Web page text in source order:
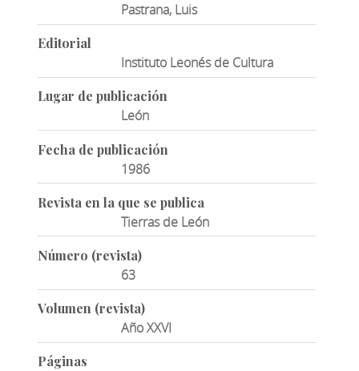
Pastrana, Luis
Editorial
Instituto Leonés de Cultura
Lugar de publicación
León
Fecha de publicación
1986
Revista en la que se publica
Tierras de León
Número (revista)
63
Volumen (revista)
Año XXVI
Páginas